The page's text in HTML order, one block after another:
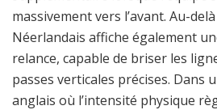
massivement vers l’avant. Au-
Néerlandais affiche également
relance, capable de briser les
passes verticales précises. Dans
anglais où l’intensité physique